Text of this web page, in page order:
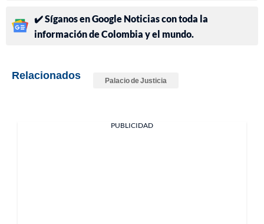
✔️ Síganos en Google Noticias con toda la
información de Colombia y el mundo.
Relacionados Palacio de Justicia
PUBLICIDAD